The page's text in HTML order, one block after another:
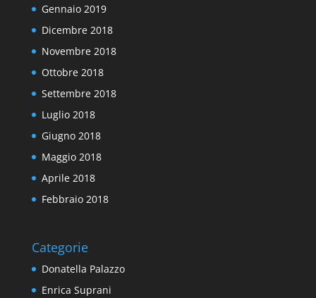
Gennaio 2019
Dicembre 2018
Novembre 2018
Ottobre 2018
Settembre 2018
Luglio 2018
Giugno 2018
Maggio 2018
Aprile 2018
Febbraio 2018
Categorie
Donatella Palazzo
Enrica Suprani